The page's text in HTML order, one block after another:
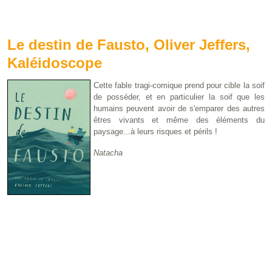
Le destin de Fausto, Oliver Jeffers,
Kaléidoscope
Cette fable tragi-comique prend pour cible la soif
de posséder, et en particulier la soif que les
humains peuvent avoir de s'emparer des autres
êtres vivants et même des éléments du
paysage...à leurs risques et périls !
Natacha